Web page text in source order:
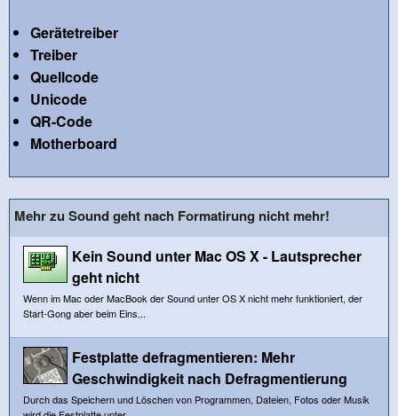
Gerätetreiber
Treiber
Quellcode
Unicode
QR-Code
Motherboard
Mehr zu Sound geht nach Formatirung nicht mehr!
Kein Sound unter Mac OS X - Lautsprecher
geht nicht
Wenn im Mac oder MacBook der Sound unter OS X nicht mehr funktioniert, der
Start-Gong aber beim Eins...
Festplatte defragmentieren: Mehr
Geschwindigkeit nach Defragmentierung
Durch das Speichern und Löschen von Programmen, Dateien, Fotos oder Musik